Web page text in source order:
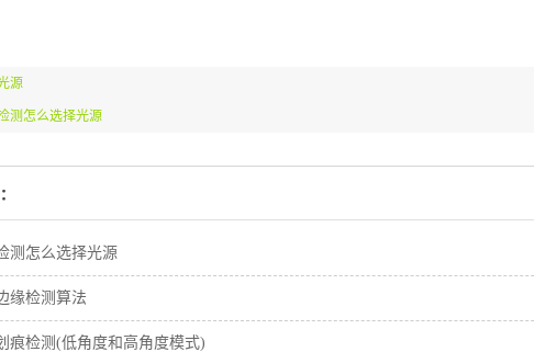
源
测怎么选择光源
测怎么选择光源
缘检测算法
痕检测(低角度和高角度模式)